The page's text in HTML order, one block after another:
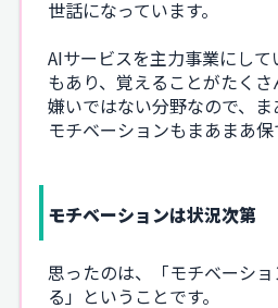
世話になっています。
AIサービスを主力事業にし
もあり、覚えることがたくさ
嫌いではない分野なので、
モチベーションもまあまあ保
モチベーションは状況次第
思ったのは、「モチベーシ
る」ということです。